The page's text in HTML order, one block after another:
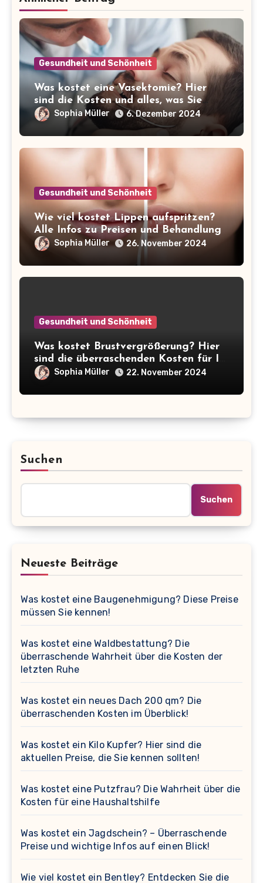
Gesundheit und Schönheit
Was kostet eine Vasektomie? Hier
sind die Kosten und alles, was Sie
wissen müssen!
Sophia Müller 6. Dezember 2024
Gesundheit und Schönheit
Wie viel kostet Lippen aufspritzen?
Alle Infos zu Preisen und Behandlung
Sophia Müller 26. November 2024
Gesundheit und Schönheit
Was kostet Brustvergrößerung? Hier
sind die überraschenden Kosten für Ihr
Wunsch-Double!
Sophia Müller 22. November 2024
Suchen
Suchen
Neueste Beiträge
Was kostet eine Baugenehmigung? Diese Preise
müssen Sie kennen!
Was kostet eine Waldbestattung? Die
überraschende Wahrheit über die Kosten der
letzten Ruhe
Was kostet ein neues Dach 200 qm? Die
überraschenden Kosten im Überblick!
Was kostet ein Kilo Kupfer? Hier sind die
aktuellen Preise, die Sie kennen sollten!
Was kostet eine Putzfrau? Die Wahrheit über die
Kosten für eine Haushaltshilfe
Was kostet ein Jagdschein? – Überraschende
Preise und wichtige Infos auf einen Blick!
Wie viel kostet ein Bentley? Entdecken Sie die